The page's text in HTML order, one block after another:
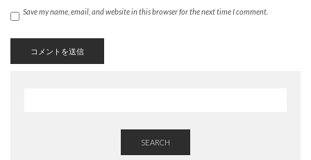
Save my name, email, and website in this browser for the next time I comment.
SEARCH